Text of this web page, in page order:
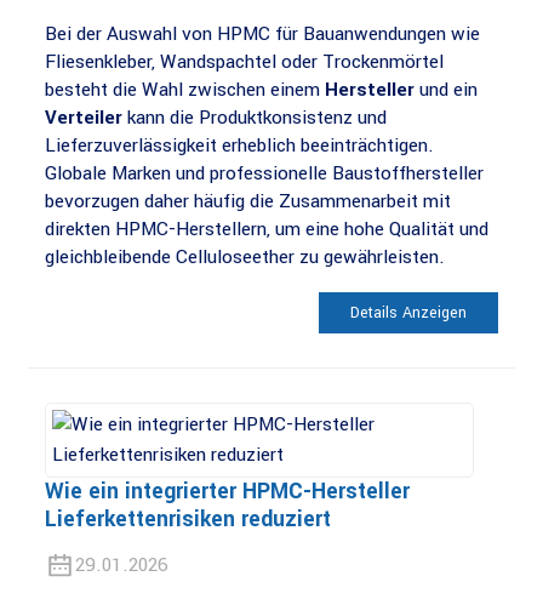
Bei der Auswahl von HPMC für Bauanwendungen wie
Fliesenkleber, Wandspachtel oder Trockenmörtel
besteht die Wahl zwischen einem Herstellerund ein
Verteilerkann die Produktkonsistenz und
Lieferzuverlässigkeit erheblich beeinträchtigen.
Globale Marken und professionelle Baustoffhersteller
bevorzugen daher häufig die Zusammenarbeit mit
direkten HPMC-Herstellern, um eine hohe Qualität und
gleichbleibende Celluloseether zu gewährleisten.
Details Anzeigen
Wie ein integrierter HPMC-Hersteller
Lieferkettenrisiken reduziert
29.01.2026